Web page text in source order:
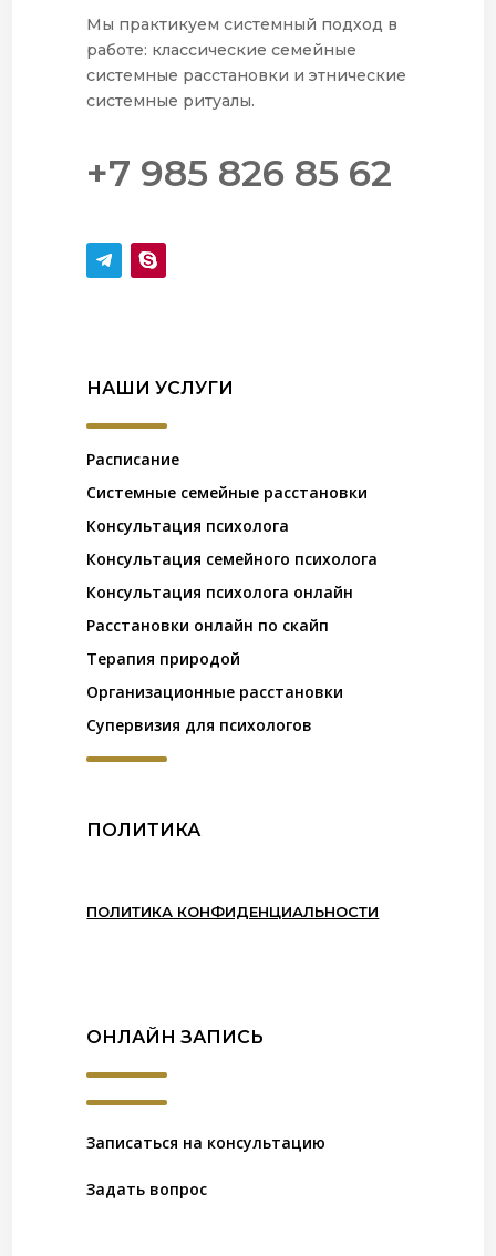
Мы практикуем системный подход в
работе: классические семейные
системные расстановки и этнические
системные ритуалы.
+7 985 826 85 62
НАШИ УСЛУГИ
Расписание
Системные семейные расстановки
Консультация психолога
Консультация семейного психолога
Консультация психолога онлайн
Расстановки онлайн по скайп
Терапия природой
Организационные расстановки
Супервизия для психологов
ПОЛИТИКА
ПОЛИТИКА КОНФИДЕНЦИАЛЬНОСТИ
ОНЛАЙН ЗАПИСЬ
Записаться на консультацию
Задать вопрос